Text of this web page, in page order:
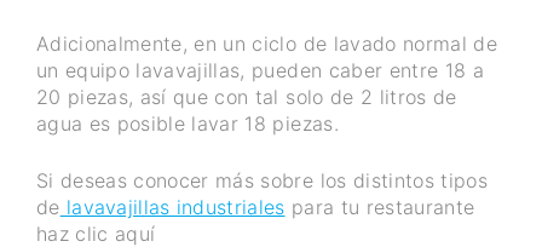
Adicionalmente, en un ciclo de lavado normal de
un equipo lavavajillas, pueden caber entre 18 a
20 piezas, así que con tal solo de 2 litros de
agua es posible lavar 18 piezas.
Si deseas conocer más sobre los distintos tipos
de lavavajillas industriales para tu restaurante
haz clic aquí